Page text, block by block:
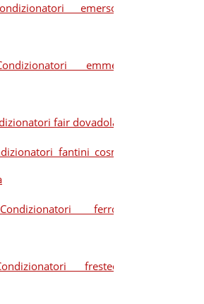
emerson
emmeti
fair dovadola
fantini cosmi
ferroli
frestech